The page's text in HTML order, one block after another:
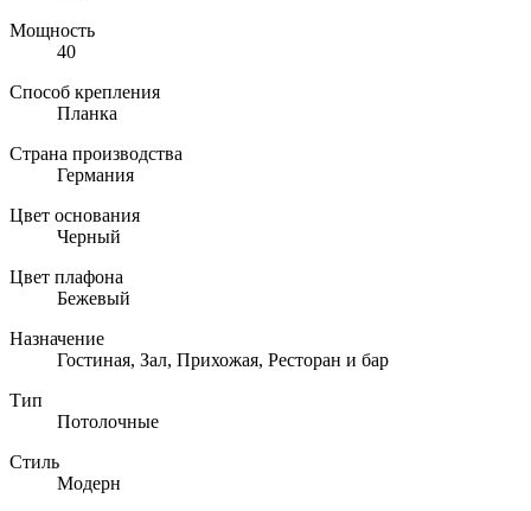
Мощность
40
Способ крепления
Планка
Страна производства
Германия
Цвет основания
Черный
Цвет плафона
Бежевый
Назначение
Гостиная, Зал, Прихожая, Ресторан и бар
Тип
Потолочные
Стиль
Модерн